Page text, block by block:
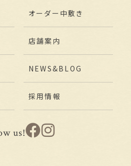
オーダー中敷き
店舗案内
NEWS&BLOG
採用情報
us!